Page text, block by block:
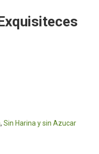
,Sin Harina y sin Azucar